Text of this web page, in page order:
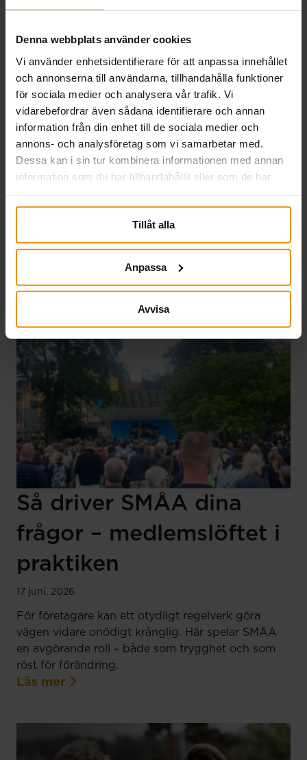
Denna webbplats använder cookies
Vi använder enhetsidentifierare för att anpassa innehållet
och annonserna till användarna, tillhandahålla funktioner
för sociala medier och analysera vår trafik. Vi
vidarebefordrar även sådana identifierare och annan
information från din enhet till de sociala medier och
annons- och analysföretag som vi samarbetar med.
Dessa kan i sin tur kombinera informationen med annan
information som du har tillhandahållit eller som de har
Tillåt alla
Anpassa
Avvisa
SMÅA i Almedalen 2026
03 juli, 2026
SMÅA deltog i Almedalsveckan för att lyfta
företagarnas villkor, knyta nya kontakter och stärka
samarbeten. Veckan präglades av samtal om
resulterade i flera värdefulla relationer.
Läs mer
Så driver SMÅA dina
frågor – medlemslöftet i
praktiken
17 juni, 2026
För företagare kan ett otydligt regelverk göra
vägen vidare onödigt krånglig. Här spelar SMÅA
en avgörande roll – både som trygghet och som
röst för förändring.
Läs mer